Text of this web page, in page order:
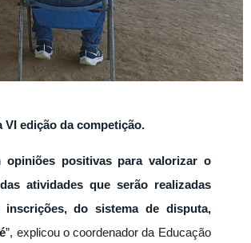
edição da competição.
positivas para valorizar o
atividades que serão realizadas
do sistema de disputa,
”, explicou o coordenador da Educação